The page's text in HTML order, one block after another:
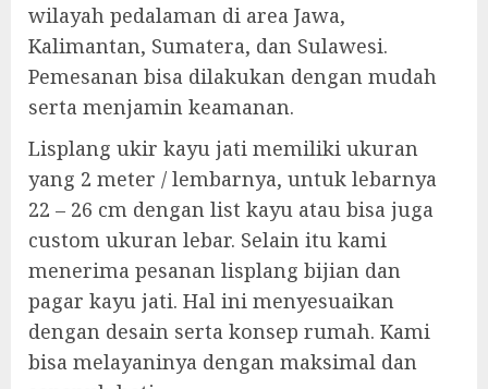
wilayah pedalaman di area Jawa,
Kalimantan, Sumatera, dan Sulawesi.
Pemesanan bisa dilakukan dengan mudah
serta menjamin keamanan.
Lisplang ukir kayu jati memiliki ukuran
yang 2 meter / lembarnya, untuk lebarnya
22 – 26 cm dengan list kayu atau bisa juga
custom ukuran lebar. Selain itu kami
menerima pesanan lisplang bijian dan
pagar kayu jati. Hal ini menyesuaikan
dengan desain serta konsep rumah. Kami
bisa melayaninya dengan maksimal dan